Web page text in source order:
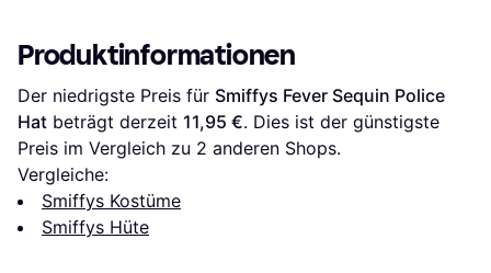
Produktinformationen
Der niedrigste Preis für Smiffys Fever Sequin Police
Hat beträgt derzeit 11,95 €. Dies ist der günstigste
Preis im Vergleich zu 2 anderen Shops.
Vergleiche:
Smiffys Kostüme
Smiffys Hüte